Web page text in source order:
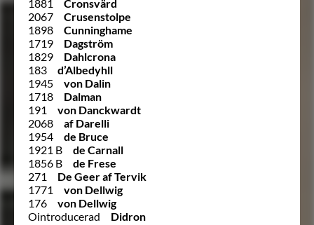
1881
Cronsvärd
2067
Crusenstolpe
1898
Cunninghame
1719
Dagström
1829
Dahlcrona
183
d’Albedyhll
1945
von Dalin
1718
Dalman
191
von Danckwardt
2068
af Darelli
1954
de Bruce
1921 B
de Carnall
1856 B
de Frese
271
De Geer af Tervik
1771
von Dellwig
176
von Dellwig
Ointroducerad
Didron